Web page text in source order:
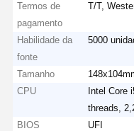
Termos de
pagamento
T/T,
Habilidade da
fonte
5000
Tamanho
CPU
Intel Core
threads,
BIOS
UFI